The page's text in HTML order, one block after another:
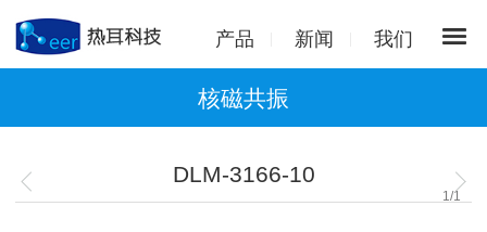
产品 新闻 我们
核磁共振
DLM-3166-10
1 /1